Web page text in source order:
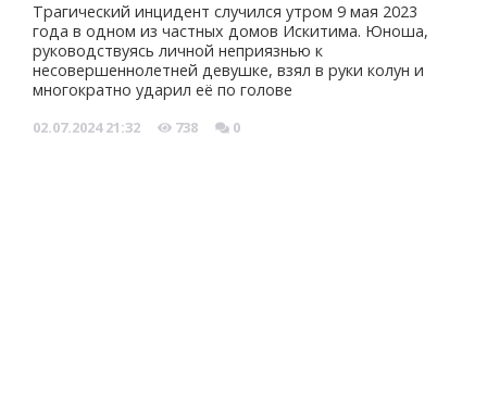
Трагический инцидент случился утром 9 мая 2023
года в одном из частных домов Искитима. Юноша,
руководствуясь личной неприязнью к
несовершеннолетней девушке, взял в руки колун и
многократно ударил её по голове
02.07.2024 21:32 738 0